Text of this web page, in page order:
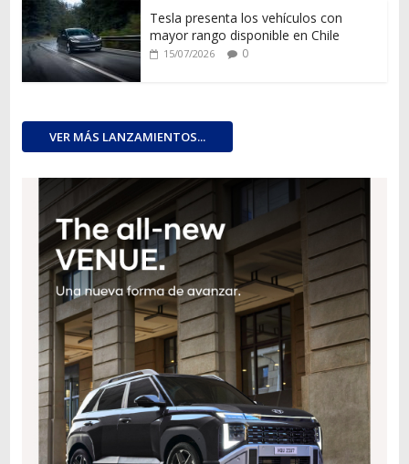
Tesla presenta los vehículos con
mayor rango disponible en Chile
15/07/2026 0
VER MÁS LANZAMIENTOS...